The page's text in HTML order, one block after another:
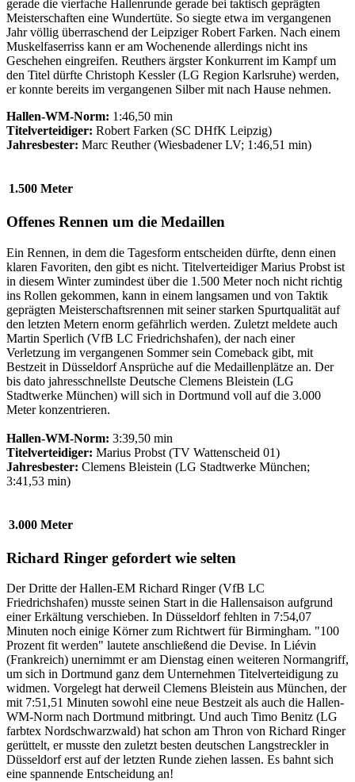
gerade die vierfache Hallenrunde gerade bei taktisch geprägten
Meisterschaften eine Wundertüte. So siegte etwa im vergangenen
Jahr völlig überraschend der Leipziger Robert Farken. Nach einem
Muskelfaserriss kann er am Wochenende allerdings nicht ins
Geschehen eingreifen. Reuthers ärgster Konkurrent im Kampf um
den Titel dürfte Christoph Kessler (LG Region Karlsruhe) werden,
er konnte bereits im vergangenen Silber mit nach Hause nehmen.
Hallen-WM-Norm: 1:46,50 min
Titelverteidiger: Robert Farken (SC DHfK Leipzig)
Jahresbester: Marc Reuther (Wiesbadener LV; 1:46,51 min)
1.500 Meter
Offenes Rennen um die Medaillen
Ein Rennen, in dem die Tagesform entscheiden dürfte, denn einen
klaren Favoriten, den gibt es nicht. Titelverteidiger Marius Probst ist
in diesem Winter zumindest über die 1.500 Meter noch nicht richtig
ins Rollen gekommen, kann in einem langsamen und von Taktik
geprägten Meisterschaftsrennen mit seiner starken Spurtqualität auf
den letzten Metern enorm gefährlich werden. Zuletzt meldete auch
Martin Sperlich (VfB LC Friedrichshafen), der nach einer
Verletzung im vergangenen Sommer sein Comeback gibt, mit
Bestzeit in Düsseldorf Ansprüche auf die Medaillenplätze an. Der
bis dato jahresschnellste Deutsche Clemens Bleistein (LG
Stadtwerke München) will sich in Dortmund voll auf die 3.000
Meter konzentrieren.
Hallen-WM-Norm: 3:39,50 min
Titelverteidiger: Marius Probst (TV Wattenscheid 01)
Jahresbester: Clemens Bleistein (LG Stadtwerke München;
3:41,53 min)
3.000 Meter
Richard Ringer gefordert wie selten
Der Dritte der Hallen-EM Richard Ringer (VfB LC
Friedrichshafen) musste seinen Start in die Hallensaison aufgrund
einer Erkältung verschieben. In Düsseldorf fehlten in 7:54,07
Minuten noch einige Körner zum Richtwert für Birmingham. "100
Prozent fit werden" lautete anschließend die Devise. In Liévin
(Frankreich) unernimmt er am Dienstag einen weiteren Normangriff,
um sich in Dortmund ganz dem Unternehmen Titelverteidigung zu
widmen. Vorgelegt hat derweil Clemens Bleistein aus München, der
mit 7:51,51 Minuten sowohl eine neue Bestzeit als auch die Hallen-
WM-Norm nach Dortmund mitbringt. Und auch Timo Benitz (LG
farbtex Nordschwarzwald) hat schon am Thron von Richard Ringer
gerüttelt, er musste den zuletzt besten deutschen Langstreckler in
Düsseldorf erst auf der letzten Runde ziehen lassen. Es bahnt sich
eine spannende Entscheidung an!